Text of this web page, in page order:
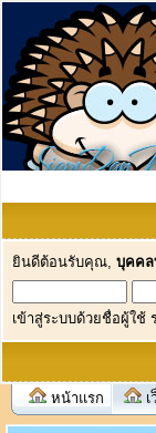
ยินดีต้อนรับคุณ, บุคคล
เข้าสู่ระบบด้วยชื่อผู้ใช้
หน้าแรก